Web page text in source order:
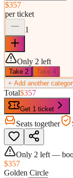
$357
per ticket
1
Only 2 left
Take 2 Take 4
+ Add another
Total$357
Get 1 ticket
Seats together
Only 2 left —
$357
Golden Circle